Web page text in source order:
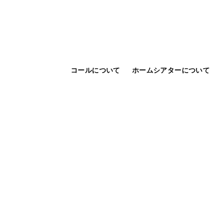
コールについて ホームシアターについて